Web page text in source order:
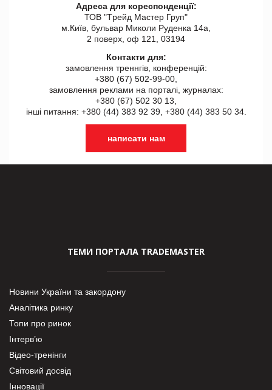
Адреса для кореспонденції:
ТОВ "Tрейд Мастер Груп"
м.Київ, бульвар Миколи Руденка 14а,
2 поверх, оф 121, 03194
Контакти для:
замовлення треннгів, конференцій:
+380 (67) 502-99-00,
замовлення реклами на порталі, журналах:
+380 (67) 502 30 13,
інші питання: +380 (44) 383 92 39, +380 (44) 383 50 34.
написати нам
ТЕМИ ПОРТАЛА TRADEMASTER
Новини України та закордону
Аналітика ринку
Топи про ринок
Інтерв’ю
Відео-тренінги
Світовий досвід
Інновації